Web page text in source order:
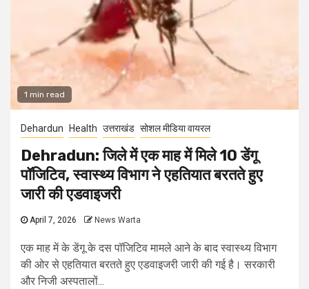
1 min read
Dehardun Health उत्तराखंड सोशल मीडिया वायरल
Dehradun: जिले में एक माह में मिले 10 डेंगू
पॉजिटिव, स्वास्थ्य विभाग ने एहतियात बरतते हुए
जारी की एडवाइजरी
April 7, 2026 News Warta
एक माह में के डेंगू के दस पॉजिटिव मामले आने के बाद स्वास्थ्य विभाग
की ओर से एहतियात बरतते हुए एडवाइजरी जारी की गई है। सरकारी
और निजी अस्पतालों...